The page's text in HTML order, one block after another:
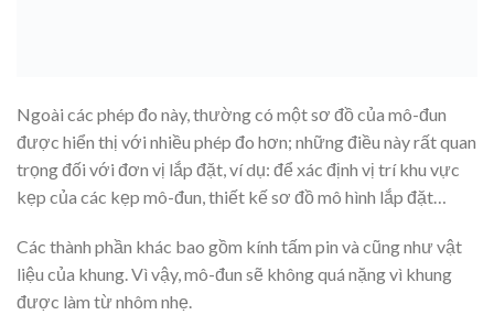
Ngoài các phép đo này, thường có một sơ đồ của mô-đun
được hiển thị với nhiều phép đo hơn; những điều này rất quan
trọng đối với đơn vị lắp đặt, ví dụ: để xác định vị trí khu vực
kẹp của các kẹp mô-đun, thiết kế sơ đồ mô hình lắp đặt…
Các thành phần khác bao gồm kính tấm pin và cũng như vật
liệu của khung. Vì vậy, mô-đun sẽ không quá nặng vì khung
được làm từ nhôm nhẹ.